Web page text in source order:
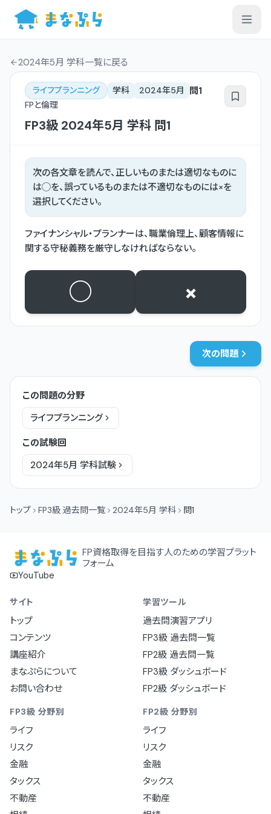
2024年5月 学科一覧に戻る
ライフプランニング 学科 2024年5月 問1
FPと倫理
FP3級 2024年5月 学科 問1
次の各文章を読んで、正しいものまたは適切なものに
は◯を、誤っているものまたは不適切なものには×を
選択してください。
ファイナンシャル・プランナーは、職業倫理上、顧客情報に
関する守秘義務を厳守しなければならない。
○ ×
次の問題
この問題の分野
ライフプランニング
この試験回
2024年5月 学科試験
トップ FP3級 過去問一覧 2024年5月 学科 問1
FP資格取得を目指す人のための学習プラット
フォーム
YouTube
サイト
トップ
コンテンツ
講座紹介
まなぷらについて
お問い合わせ
学習ツール
過去問演習アプリ
FP3級 過去問一覧
FP2級 過去問一覧
FP3級 ダッシュボード
FP2級 ダッシュボード
FP3級 分野別
ライフ
リスク
金融
タックス
不動産
FP2級 分野別
ライフ
リスク
金融
タックス
不動産